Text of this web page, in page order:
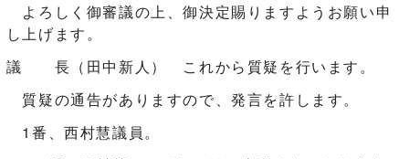
よろしく御審議の上、御決定賜りますようお願い申
し上げます。
議 長（田中新人） これから質疑を行います。
質疑の通告がありますので、発言を許します。
1番、西村慧議員。